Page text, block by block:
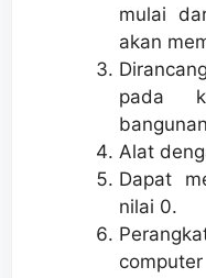
mulai
akan
pada
Alat
Dapat
nilai 0.